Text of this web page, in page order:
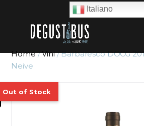
Home/Vini/ Barbaresco DOCG
Neive
Italiano